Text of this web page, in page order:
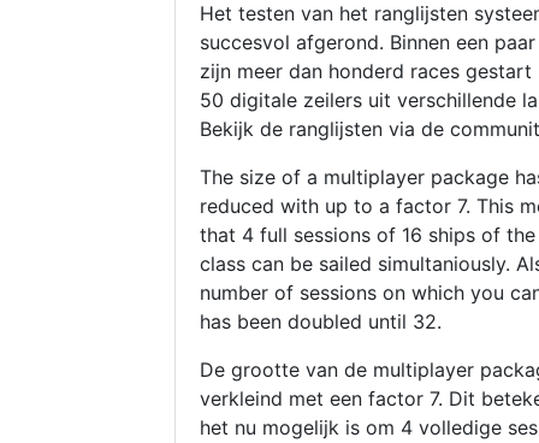
Het testen van het ranglijsten
succesvol afgerond. Binnen een
zijn meer dan honderd races gestart
50 digitale zeilers uit verschillende
Bekijk de ranglijsten via de
The size of a multiplayer package
reduced with up to a factor 7. This
that 4 full sessions of 16 ships of
class can be sailed simultaniously.
number of sessions on which you
has been doubled until 32.
De grootte van de multiplayer
verkleind met een factor 7. Dit
het nu mogelijk is om 4 volledige